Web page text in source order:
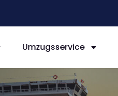
Umzugsservice